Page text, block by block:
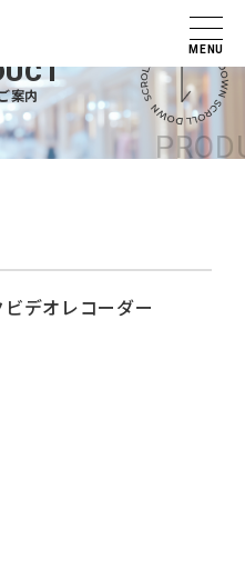
MENU
案内
デオレコーダー